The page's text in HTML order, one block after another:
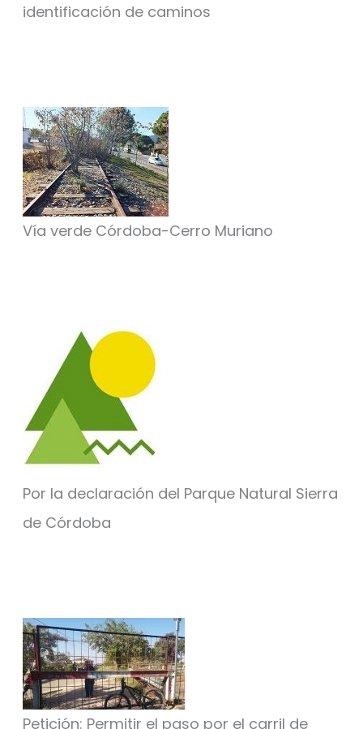
identificación de caminos
Vía verde Córdoba-Cerro Muriano
Por la declaración del Parque Natural Sierra
de Córdoba
Petición: Permitir el paso por el carril de